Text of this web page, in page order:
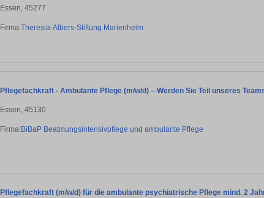
Essen, 45277
Firma:Theresia-Albers-Stiftung Marienheim
Pflegefachkraft - Ambulante Pflege (m/w/d) – Werden Sie Teil unseres
Essen, 45130
Firma:BiBaP Beatmungsintensivpflege und ambulante Pflege
Pflegefachkraft (m/w/d) für die ambulante psychiatrische Pflege mind. 2